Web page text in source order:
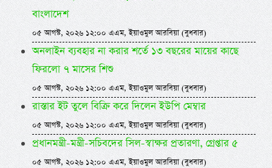
বাংলাদেশ
০৫ আগস্ট, ২০২৬ ১২:০০ এএম, ইয়াওমুল আরবিয়া (বুধবার)
অনলাইন ব্যবহার না করার শর্তে ১৩ বছরের মায়ের কাছে
ফিরলো ৭ মাসের শিশু
০৫ আগস্ট, ২০২৬ ১২:০০ এএম, ইয়াওমুল আরবিয়া (বুধবার)
রাস্তার ইট তুলে বিক্রি করে দিলেন ইউপি মেম্বার
০৫ আগস্ট, ২০২৬ ১২:০০ এএম, ইয়াওমুল আরবিয়া (বুধবার)
প্রধানমন্ত্রী-মন্ত্রী-সচিবদের সিল-স্বাক্ষর প্রতারণা, গ্রেপ্তার ৫
০৫ আগস্ট, ২০২৬ ১২:০০ এএম, ইয়াওমুল আরবিয়া (বুধবার)